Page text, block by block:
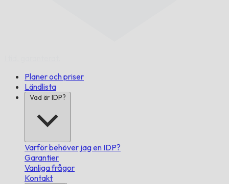
Planer och priser
Ländlista
Vad är IDP?
Varför behöver jag en IDP?
Garantier
Vanliga frågor
Kontakt